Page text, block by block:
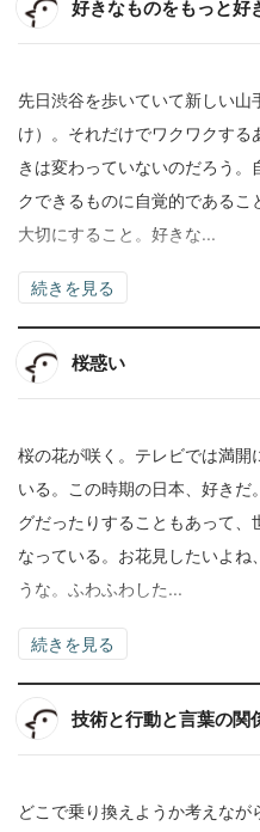
好きなものをもっと好
先日渋谷を歩いていて新しい山
け）。それだけでワクワクす
きは変わっていないのだろう
クできるものに自覚的である
大切にすること。好きな...
続きを見る
桜惑い
桜の花が咲く。テレビでは満開
いる。この時期の日本、好き
グだったりすることもあって、
なっている。お花見したいよね
うな。ふわふわした...
続きを見る
技術と行動と言葉の関
どこで乗り換えようか考えなが